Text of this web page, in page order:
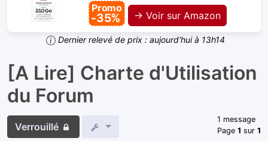
Promo
-35% → Voir sur Amazon
Dernier relevé de prix : aujourd'hui à 13h14
[A Lire] Charte d'Utilisation
du Forum
Verrouillé
1 message
Page1 sur1